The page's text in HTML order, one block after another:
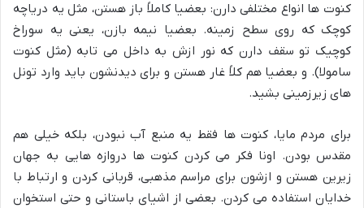
کنوت ها انواع مختلفی دارن: بعضیا کاملاً باز هستن، مثل یه دریاچه
کوچک که روی سطح زمینه. بعضیا نیمه بازن، یعنی یه سوراخ
کوچیک تو سقف دارن که نور ازش به داخل می تابه (مثل کنوت
سامولا). و بعضیا هم کلاً غار هستن و برای دیدنشون باید وارد تونل
های زیرزمینی بشید.
برای مردم مایا، کنوت ها فقط یه منبع آب نبودن، بلکه خیلی هم
مقدس بودن. اونا فکر می کردن کنوت ها دروازه هایی به جهان
زیرین هستن و ازشون برای مراسم مذهبی، قربانی کردن و ارتباط با
خدایان استفاده می کردن. بعضی از اشیای باستانی و حتی استخوان